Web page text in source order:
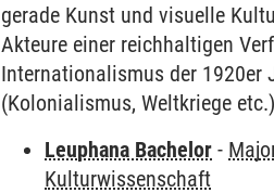
gerade Kunst und visuelle
Akteure einer reichhaltigen
Internationalismus der 1920er
(Kolonialismus, Weltkriege
Leuphana Bachelor -
Kulturwissenschaft